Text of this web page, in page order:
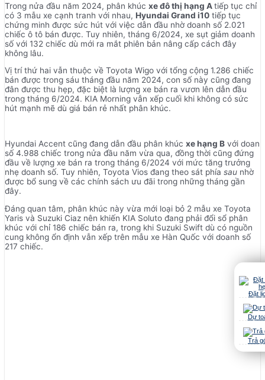
Trong nửa đầu năm 2024, phân khúc xe đô thị hạng Atiếp tục chỉ
có 3 mẫu xe cạnh tranh với nhau, Hyundai Grand i10 tiếp tục
chứng minh được sức hút với việc dẫn đầu nhờ doanh số 2.021
chiếc ô tô bán được. Tuy nhiên, tháng 6/2024, xe sụt giảm doanh
số với 132 chiếc dù mới ra mắt phiên bản nâng cấp cách đây
không lâu.
Vị trí thứ hai vẫn thuộc về Toyota Wigo với tổng cộng 1.286 chiếc
bán được trong sáu tháng đầu năm 2024, con số này cũng đang
đân được thu hẹp, đặc biệt là lượng xe bán ra vươn lên dẫn đầu
trong tháng 6/2024. KIA Morning vẫn xếp cuối khi không có sức
hút mạnh mẽ dù giá bán rẻ nhất phân khúc.
Hyundai Accent cũng đang dẫn đầu phân khúc xe hạng B với doan
số 4.988 chiếc trong nửa đầu năm vừa qua, đồng thời cũng đứng
đầu về lượng xe bán ra trong tháng 6/2024 với mức tăng trưởng
nhẹ doanh số. Tuy nhiên, Toyota Vios đang theo sát phía sau nhờ
được bổ sung về các chính sách ưu đãi trong những tháng gần
đây.
Đáng quan tâm, phân khúc này vừa mới loại bỏ 2 mẫu xe Toyota
Yaris và Suzuki Ciaz nên khiến KIA Soluto đang phải đổi sổ phân
khúc với chỉ 186 chiếc bán ra, trong khi Suzuki Swift dù có nguồn
cung không ổn định vẫn xếp trên mẫu xe Hàn Quốc với doanh số
217 chiếc.
Đặt
Dự
Trả